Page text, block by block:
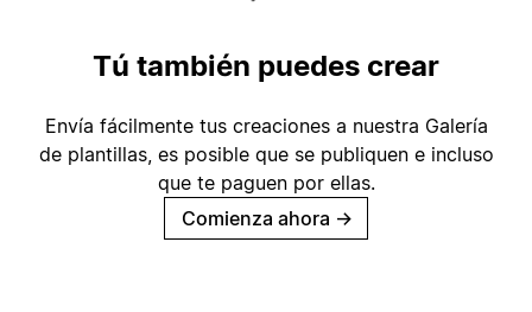
Tú también puedes crear
Envía fácilmente tus creaciones a nuestra Galería
de plantillas, es posible que se publiquen e incluso
que te paguen por ellas.
Comienza ahora →